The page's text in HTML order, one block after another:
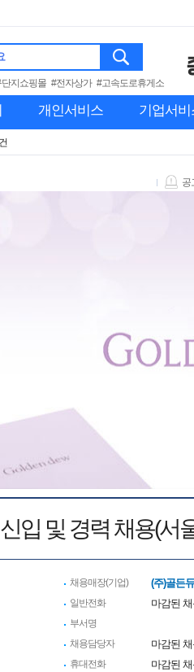
지쇼핑몰 #전자상가 #고속도로휴게소
개인서비스 기업서비
건
공
입 및 경력 채용(서
채용매장(기업) (주)골든듀
일반전화 마감된
부서명
채용담당자
마감된
휴대전화 마감된